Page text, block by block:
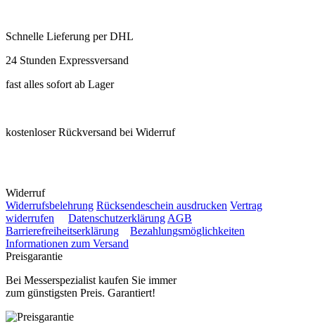
Schnelle Lieferung per DHL
24 Stunden Expressversand
fast alles sofort ab Lager
kostenloser Rückversand bei Widerruf
Widerruf
Widerrufsbelehrung Rücksendeschein ausdrucken Vertrag
widerrufen
Datenschutzerklärung AGB
Barrierefreiheitserklärung
Bezahlungsmöglichkeiten
Informationen zum Versand
Preisgarantie
Bei Messerspezialist kaufen Sie immer
zum günstigsten Preis. Garantiert!